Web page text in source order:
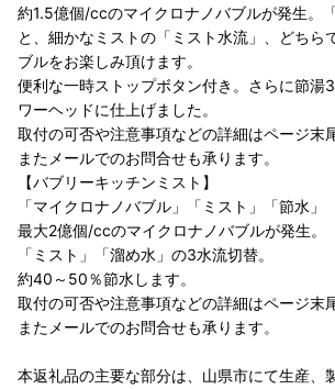
約1.5億個/ccのマイクロナノバブルが発生。
と、細かなミストの「ミスト水流」、どちら
ブルをお楽しみ頂けます。
便利な一時ストップボタン付き。さらに節湯
ワーヘッドに仕上げました。
取付の可否や注意事項などの詳細はページ末
またメールでのお問合せも承ります。
【バブリーキッチンミスト】
「マイクロナノバブル」「ミスト」「節水」
最大2億個/ccのマイクロナノバブルが発生。
「ミスト」「溜め水」の3水流切替。
約40～50％節水します。
取付の可否や注意事項などの詳細はページ末
またメールでのお問合せも承ります。
本返礼品の主要な部分は、山県市にて生産、